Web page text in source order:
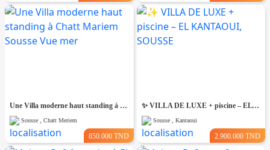
Une Villa moderne haut standing à Chatt Mariem Sousse Vue mer
Sousse , Chatt Meriem
850.000 TND
​✨ VILLA DE LUXE + piscine – EL KANTAOUI, SOUSSE
Sousse , Kantaoui
2.900.000 TND